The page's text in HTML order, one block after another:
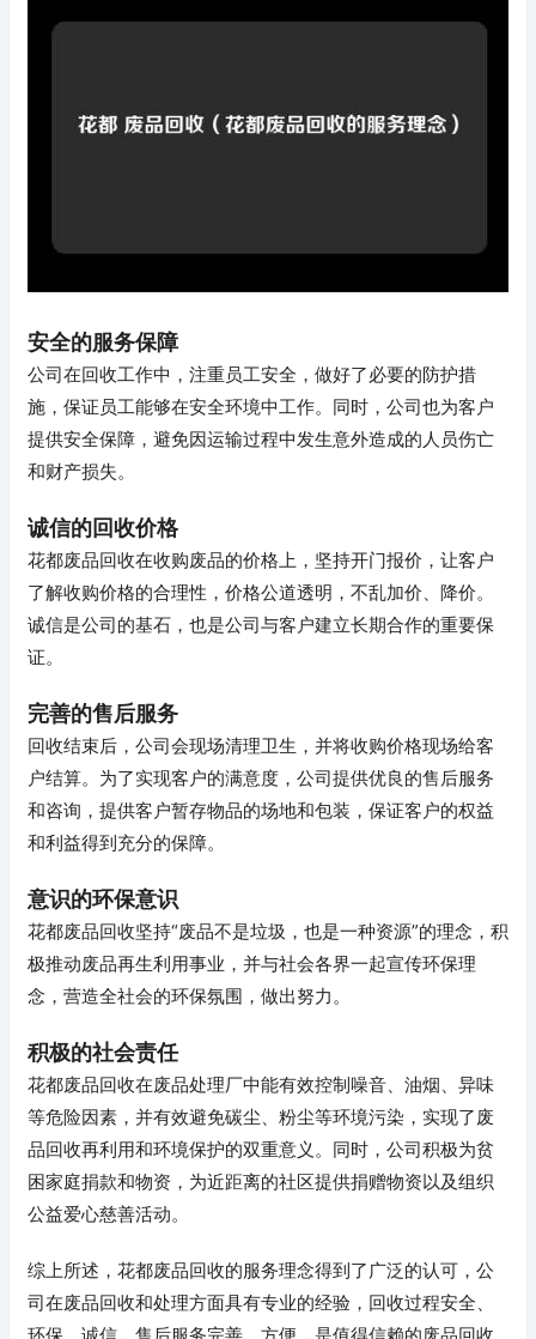
安全的服务保障
公司在回收工作中，注重员工安全，做好了必要的防护措
施，保证员工能够在安全环境中工作。同时，公司也为客户
提供安全保障，避免因运输过程中发生意外造成的人员伤亡
和财产损失。
诚信的回收价格
花都废品回收在收购废品的价格上，坚持开门报价，让客户
了解收购价格的合理性，价格公道透明，不乱加价、降价。
诚信是公司的基石，也是公司与客户建立长期合作的重要保
证。
完善的售后服务
回收结束后，公司会现场清理卫生，并将收购价格现场给客
户结算。为了实现客户的满意度，公司提供优良的售后服务
和咨询，提供客户暂存物品的场地和包装，保证客户的权益
和利益得到充分的保障。
意识的环保意识
花都废品回收坚持“废品不是垃圾，也是一种资源”的理念，积
极推动废品再生利用事业，并与社会各界一起宣传环保理
念，营造全社会的环保氛围，做出努力。
积极的社会责任
花都废品回收在废品处理厂中能有效控制噪音、油烟、异味
等危险因素，并有效避免碳尘、粉尘等环境污染，实现了废
品回收再利用和环境保护的双重意义。同时，公司积极为贫
困家庭捐款和物资，为近距离的社区提供捐赠物资以及组织
公益爱心慈善活动。
综上所述，花都废品回收的服务理念得到了广泛的认可，公
司在废品回收和处理方面具有专业的经验，回收过程安全、